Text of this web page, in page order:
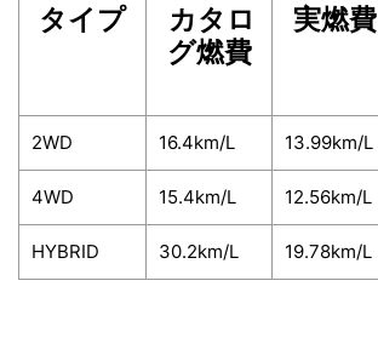
タイプ
カタロ
グ燃費
実燃費
2WD 16.4km/L 13.99km/L
4WD 15.4km/L 12.56km/L
HYBRID 30.2km/L 19.78km/L